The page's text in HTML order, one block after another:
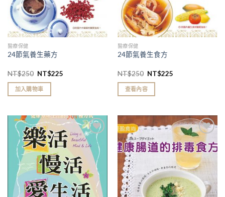
醫療保健
24節氣養生藥方
NT$250 NT$225
加入購物車
醫療保健
24節氣養生食方
NT$250 NT$225
查看內容
加入
「願
望清
單」
加入
「願
望清
單」